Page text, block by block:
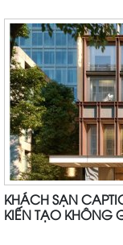
KHÁCH SẠN
KIẾN TẠO KHÔNG